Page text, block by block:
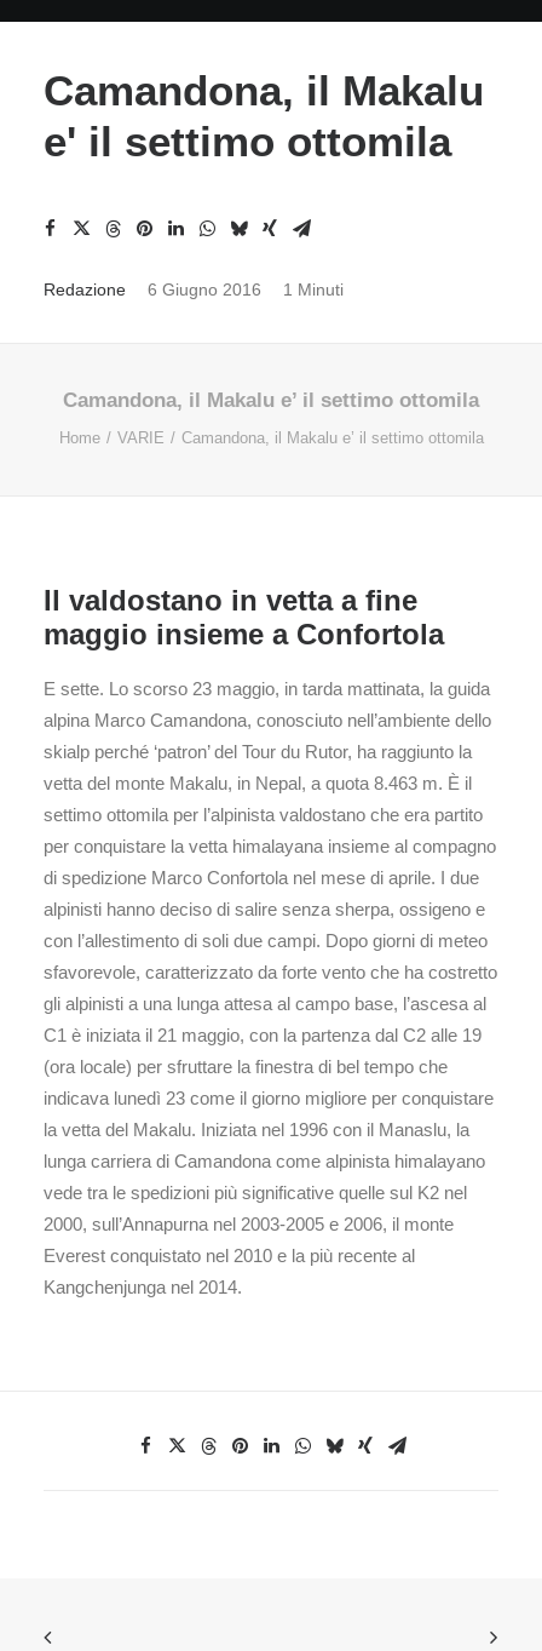
Camandona, il Makalu
e' il settimo ottomila
Redazione 6 Giugno 2016 1 Minuti
Camandona, il Makalu e’ il settimo ottomila
Home VARIE Camandona, il Makalu e’ il settimo ottomila
Il valdostano in vetta a fine
maggio insieme a Confortola
E sette. Lo scorso 23 maggio, in tarda mattinata, la guida
alpina Marco Camandona, conosciuto nell’ambiente dello
skialp perché ‘patron’ del Tour du Rutor, ha raggiunto la
vetta del monte Makalu, in Nepal, a quota 8.463 m. È il
settimo ottomila per l’alpinista valdostano che era partito
per conquistare la vetta himalayana insieme al compagno
di spedizione Marco Confortola nel mese di aprile. I due
alpinisti hanno deciso di salire senza sherpa, ossigeno e
con l’allestimento di soli due campi. Dopo giorni di meteo
sfavorevole, caratterizzato da forte vento che ha costretto
gli alpinisti a una lunga attesa al campo base, l’ascesa al
C1 è iniziata il 21 maggio, con la partenza dal C2 alle 19
(ora locale) per sfruttare la finestra di bel tempo che
indicava lunedì 23 come il giorno migliore per conquistare
la vetta del Makalu. Iniziata nel 1996 con il Manaslu, la
lunga carriera di Camandona come alpinista himalayano
vede tra le spedizioni più significative quelle sul K2 nel
2000, sull’Annapurna nel 2003-2005 e 2006, il monte
Everest conquistato nel 2010 e la più recente al
Kangchenjunga nel 2014.